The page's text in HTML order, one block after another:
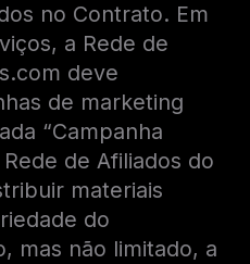
no Contrato. Em
a Rede de
deve
de marketing
“Campanha
de Afiliados do
materiais
do
mas não limitado, a